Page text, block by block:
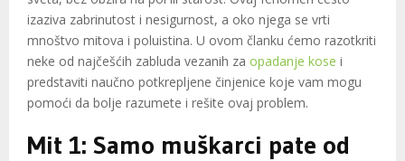
izaziva zabrinutost i nesigurnost, a oko njega se vrti
mnoštvo mitova i poluistina. U ovom članku ćemo razotkriti
neke od najčešćih zabluda vezanih za opadanje kose i
predstaviti naučno potkrepljene činjenice koje vam mogu
pomoći da bolje razumete i rešite ovaj problem.
Mit 1: Samo muškarci pate od